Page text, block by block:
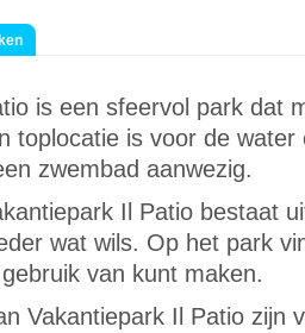
is een sfeervol park dat
toplocatie is voor de
zwembad aanwezig.
Il Patio bestaat
wat wils. Op het park
van kunt maken.
Vakantiepark Il Patio zijn